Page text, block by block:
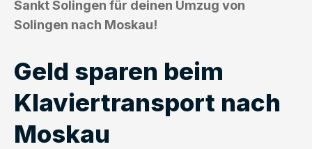
Sankt Solingen für deinen Umzug von
Solingen nach Moskau!
Geld sparen beim
Klaviertransport nach
Moskau